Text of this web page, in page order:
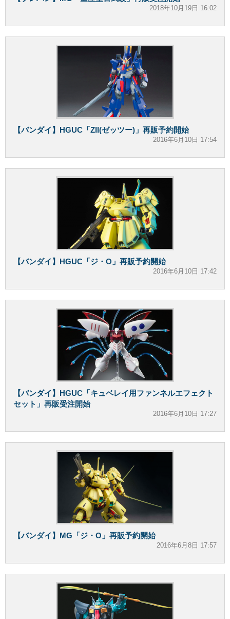
2018年10月19日 16:02
【バンダイ】HGUC「ZII(ゼッツー)」再販予約開始
2016年6月10日 17:54
【バンダイ】HGUC「ジ・O」再販予約開始
2016年6月10日 17:42
【バンダイ】HGUC「キュベレイ用ファンネルエフェクト
セット」再販受注開始
2016年6月10日 17:27
【バンダイ】MG「ジ・O」再販予約開始
2016年6月8日 17:57